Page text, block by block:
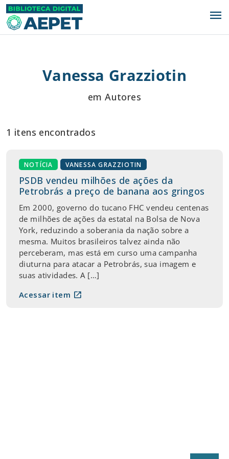
menu
Vanessa Grazziotin
em Autores
1 itens encontrados
NOTÍCIA VANESSA GRAZZIOTIN
PSDB vendeu milhões de ações da
Petrobrás a preço de banana aos gringos
Em 2000, governo do tucano FHC vendeu centenas
de milhões de ações da estatal na Bolsa de Nova
York, reduzindo a soberania da nação sobre a
mesma. Muitos brasileiros talvez ainda não
perceberam, mas está em curso uma campanha
diuturna para atacar a Petrobrás, sua imagem e
suas atividades. A […]
Acessar item open_in_new